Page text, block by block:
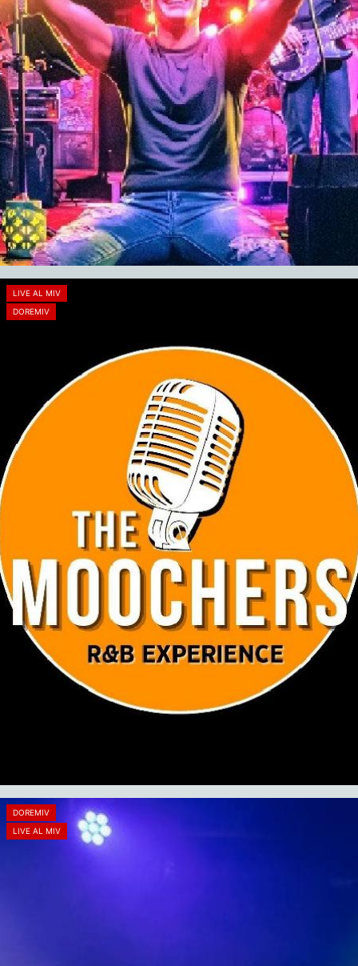
LIVE AL MIV
DOREMIV
DOREMIV
LIVE AL MIV